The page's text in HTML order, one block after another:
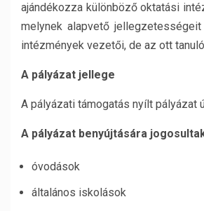
ajándékozza különböző oktatási
melynek alapvető
intézmények vezetői, de az ott
A pályázat jellege
A pályázati támogatás nyílt pályázat
A pályázat benyújtására
óvodások
általános iskolások